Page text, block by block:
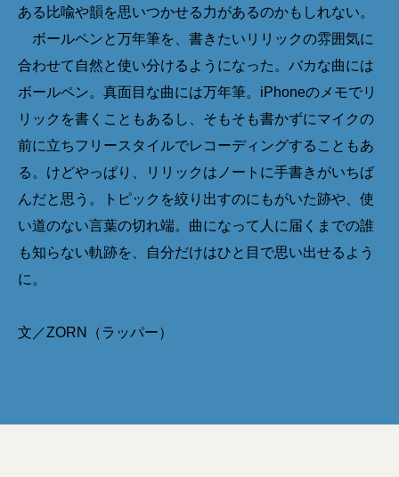
ある比喩や韻を思いつかせる力があるのかもしれない。
ボールペンと万年筆を、書きたいリリックの雰囲気に
合わせて自然と使い分けるようになった。バカな曲には
ボールペン。真面目な曲には万年筆。iPhoneのメモでリ
リックを書くこともあるし、そもそも書かずにマイクの
前に立ちフリースタイルでレコーディングすることもあ
る。けどやっぱり、リリックはノートに手書きがいちば
んだと思う。トピックを絞り出すのにもがいた跡や、使
い道のない言葉の切れ端。曲になって人に届くまでの誰
も知らない軌跡を、自分だけはひと目で思い出せるよう
に。
文／ZORN（ラッパー）